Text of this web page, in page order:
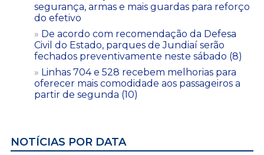
segurança, armas e mais guardas para reforço
do efetivo
De acordo com recomendação da Defesa
Civil do Estado, parques de Jundiaí serão
fechados preventivamente neste sábado (8)
Linhas 704 e 528 recebem melhorias para
oferecer mais comodidade aos passageiros a
partir de segunda (10)
NOTÍCIAS POR DATA